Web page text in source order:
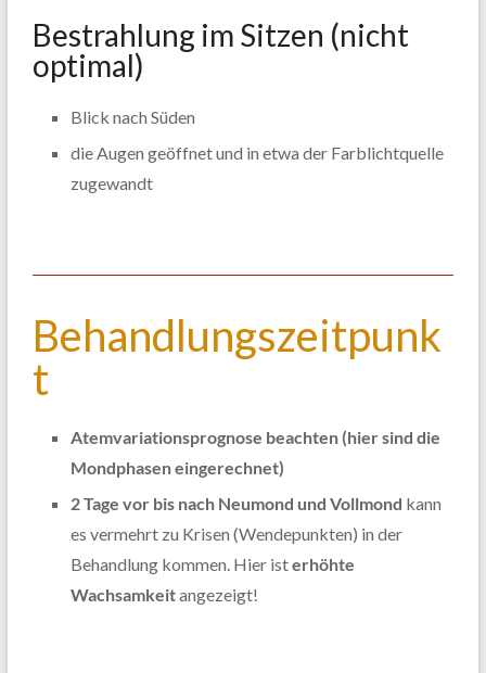
Bestrahlung im Sitzen (nicht
optimal)
Blick nach Süden
die Augen geöffnet und in etwa der Farblichtquelle
zugewandt
Behandlungszeitpunk
t
Atemvariationsprognose beachten (hier sind die
Mondphasen eingerechnet)
2 Tage vor bis nach Neumond und Vollmond kann
es vermehrt zu Krisen (Wendepunkten) in der
Behandlung kommen. Hier isterhöhte
Wachsamkeitangezeigt!